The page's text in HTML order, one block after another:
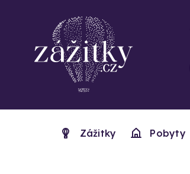
Zážitky Pobyty